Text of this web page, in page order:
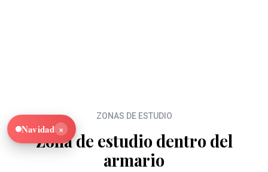
ZONAS DE ESTUDIO
Zona de estudio dentro del
armario
Navidad ×